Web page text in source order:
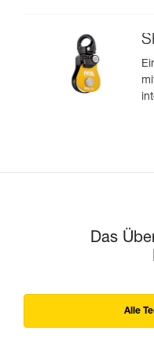
Das
Alle